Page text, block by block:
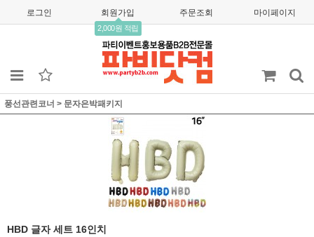
로그인 회원가입
2,000원 적립
주문조회 마이페이지
풍선관련코너 > 문자은박패키지
HBD 글자 세트 16인치